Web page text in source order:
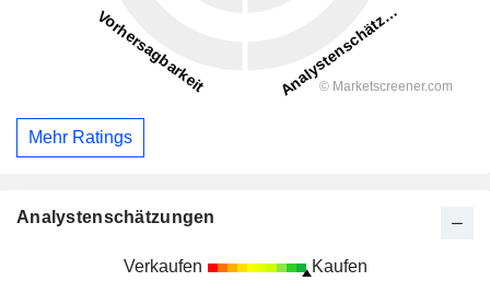
Mehr Ratings
Analystenschätzungen
Verkaufen Kaufen